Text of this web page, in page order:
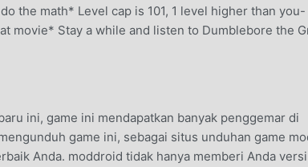
the math* Level cap is 101, 1 level higher than you-
movie* Stay a while and listen to Dumblebore the
ini, game ini mendapatkan banyak penggemar di
game ini, sebagai situs unduhan game
Anda. moddroid tidak hanya memberi Anda versi